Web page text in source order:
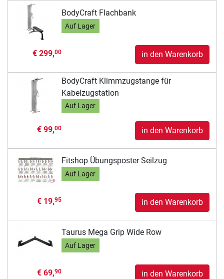
BodyCraft Flachbank
Auf Lager
€ 299,00 in den Warenkorb
BodyCraft Klimmzugstange für
Kabelzugstation
Auf Lager
€ 99,00 in den Warenkorb
Fitshop Übungsposter Seilzug
Auf Lager
€ 19,95 in den Warenkorb
Taurus Mega Grip Wide Row
Auf Lager
€ 69,90 in den Warenkorb